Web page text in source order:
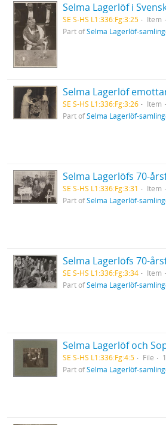
Selma Lagerlöf i
SE S-HS L1:336:Fg:3:25 Item
Part ofSelma Lagerlöf-
SE S-HS L1:336:Fg:3:26
Item
Part ofSelma Lagerlöf-
SE S-HS L1:336:Fg:3:31 Item
Part ofSelma Lagerlöf-
SE S-HS L1:336:Fg:3:34 Item
Part ofSelma Lagerlöf-
SE S-HS L1:336:Fg:4:5 File
Part ofSelma Lagerlöf-